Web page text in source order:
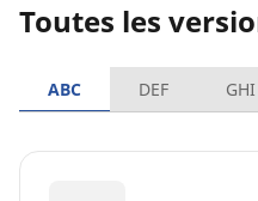
Toutes les
ABC DEF GHI